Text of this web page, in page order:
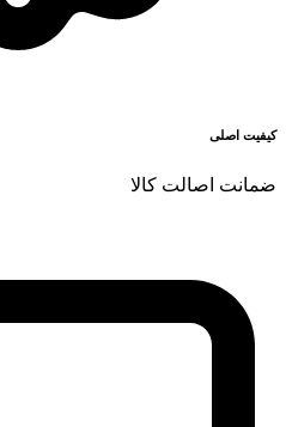
کیفیت اصلی
ضمانت اصالت کالا